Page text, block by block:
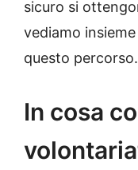
sicuro si
vediamo
questo percorso.
In cosa